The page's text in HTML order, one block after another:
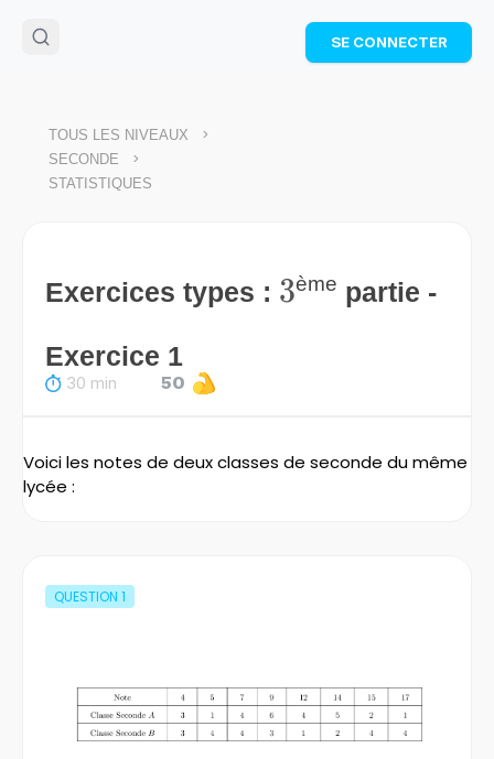
🌴Cahier de vacances offert
: révise les maths cet
Télécharge ton PDF gratuit et progresse avec des
SE CONNECTER
TOUS LES NIVEAUX >
SECONDE >
STATISTIQUES
Exercices types : 3
3ème partie -
Exercice 1
30 min 50
Voici les notes de deux classes de seconde du même
lycée :
QUESTION 1